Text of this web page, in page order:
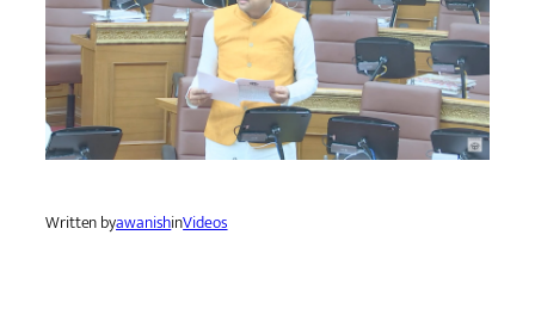
Written byawanishinVideos